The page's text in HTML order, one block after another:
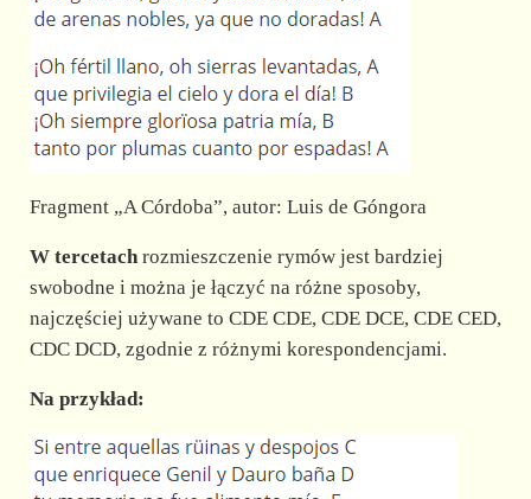
Fragment „A Córdoba”, autor: Luis de Góngora
W tercetachrozmieszczenie rymów jest bardziej
swobodne i można je łączyć na różne sposoby,
najczęściej używane to CDE CDE, CDE DCE, CDE CED,
CDC DCD, zgodnie z różnymi korespondencjami.
Na przykład: